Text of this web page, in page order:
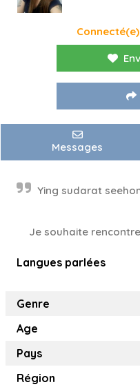
Messages
Ying sudarat
Je souhaite
Langues parlées
Genre
Age
Pays
Région